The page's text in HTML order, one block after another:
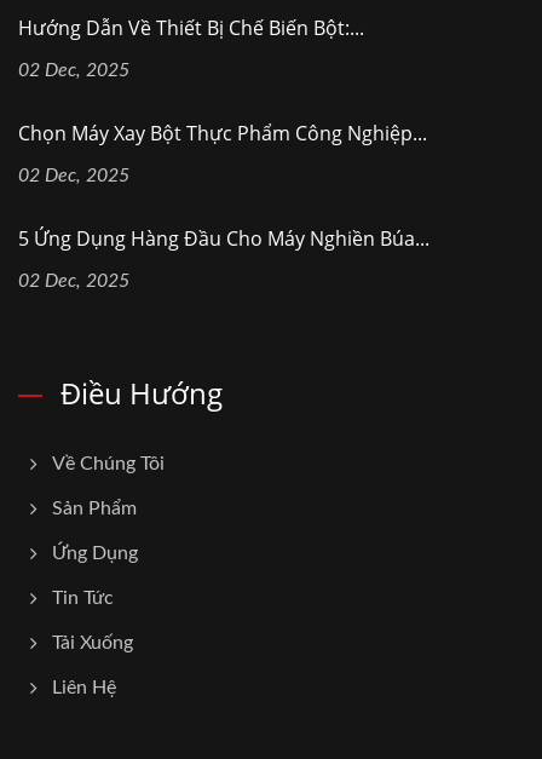
Hướng Dẫn Về Thiết Bị Chế Biến Bột:...
02 Dec, 2025
Chọn Máy Xay Bột Thực Phẩm Công Nghiệp...
02 Dec, 2025
5 Ứng Dụng Hàng Đầu Cho Máy Nghiền Búa...
02 Dec, 2025
Điều Hướng
Về Chúng Tôi
Sản Phẩm
Ứng Dụng
Tin Tức
Tải Xuống
Liên Hệ